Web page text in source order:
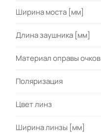
Ширина моста [мм]
Длина заушника [мм]
Материал оправы очков
Поляризация
Цвет линз
Ширина линзы [мм]